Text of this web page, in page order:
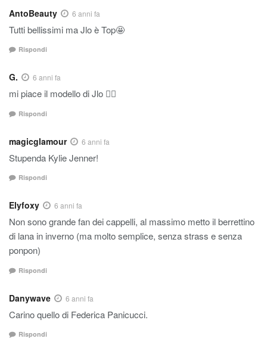
AntoBeauty 6 anni fa
Tutti bellissimi ma Jlo è Top🤩
Rispondi
G. 6 anni fa
mi piace il modello di Jlo 👍🏼
Rispondi
magicglamour 6 anni fa
Stupenda Kylie Jenner!
Rispondi
Elyfoxy 6 anni fa
Non sono grande fan dei cappelli, al massimo metto il berrettino
di lana in inverno (ma molto semplice, senza strass e senza
ponpon)
Rispondi
Danywave 6 anni fa
Carino quello di Federica Panicucci.
Rispondi